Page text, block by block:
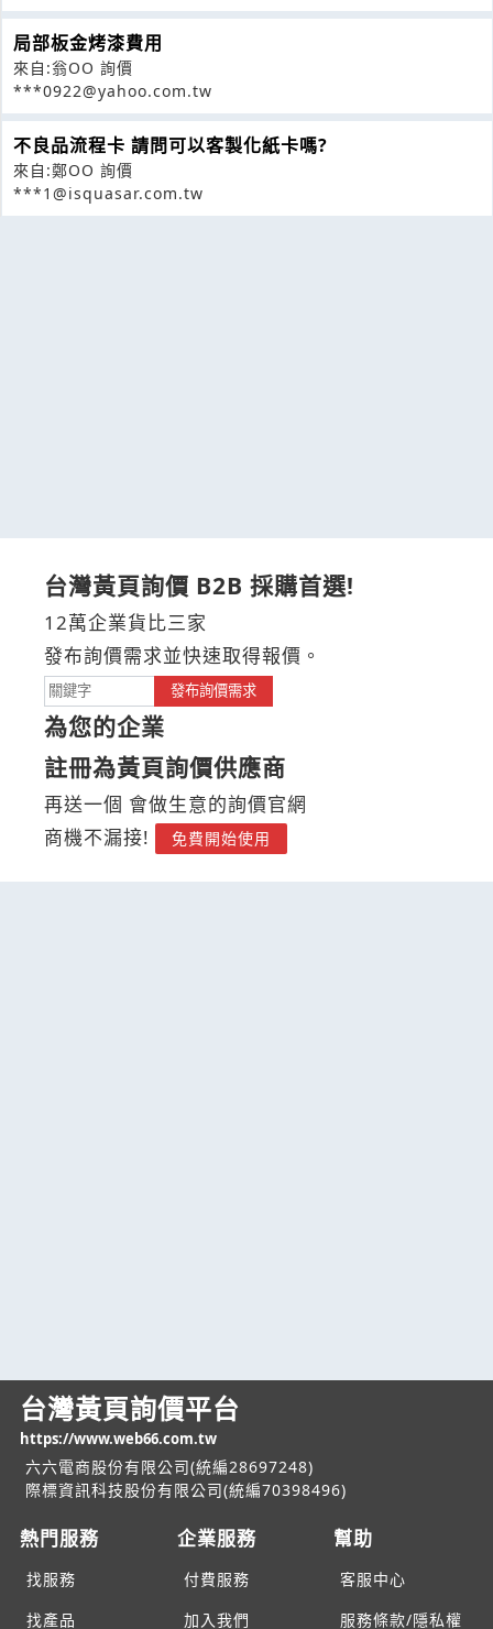
局部板金烤漆費用
來自:翁OO 詢價
***0922@yahoo.com.tw
不良品流程卡 請問可以客製化紙卡嗎?
來自:鄭OO 詢價
***1@isquasar.com.tw
台灣黃頁詢價 B2B 採購首選!
12萬企業貨比三家
發布詢價需求並快速取得報價。
發布詢價需求
為您的企業
註冊為黃頁詢價供應商
再送一個 會做生意的詢價官網
商機不漏接!
免費開始使用
台灣黃頁詢價平台
https://www.web66.com.tw
六六電商股份有限公司(統編28697248)
際標資訊科技股份有限公司(統編70398496)
熱門服務
找服務
找產品
企業服務
付費服務
加入我們
幫助
客服中心
服務條款/隱私權